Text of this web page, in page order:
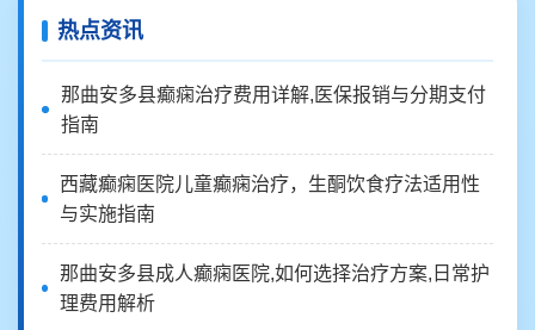
热点资讯
那曲安多县癫痫治疗费用详解,医保报销与分期支付
指南
西藏癫痫医院儿童癫痫治疗，生酮饮食疗法适用性
与实施指南
那曲安多县成人癫痫医院,如何选择治疗方案,日常护
理费用解析